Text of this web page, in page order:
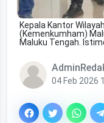
Kepala Kantor
(Kemenkumham)
Maluku Tengah.
04 Feb 2026